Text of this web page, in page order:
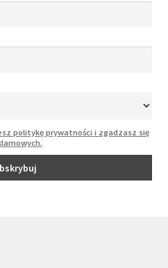
politykę prywatności i zgadzasz się